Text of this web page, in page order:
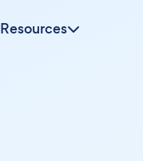
Resources